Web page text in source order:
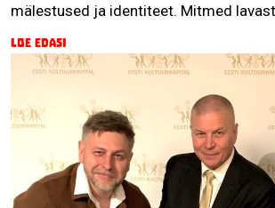
mälestused ja identiteet. Mitmed
Loe edasi